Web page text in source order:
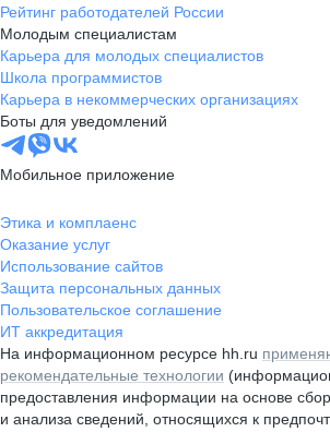
Рейтинг работодателей России
Молодым специалистам
Карьера для молодых специалистов
Школа программистов
Карьера в некоммерческих организациях
Боты для уведомлений
Мобильное приложение
Этика и комплаенс
Оказание услуг
Использование сайтов
Защита персональных данных
Пользовательское соглашение
ИТ аккредитация
На информационном ресурсе hh.ru
рекомендательные технологии
предоставления информации на основе
и анализа сведений, относящихся к